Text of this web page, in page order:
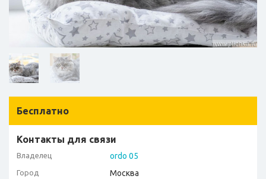
Бесплатно
Контакты для связи
Владелец ordo 05
Город Москва